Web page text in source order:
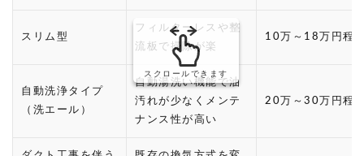
スリム型
フィルターレスや整
流板で掃除が楽
10万～18万円程
自動洗浄タイプ
（洗エール）
自動湯洗い機能で油
汚れが少なくメンテ
ナンス性が高い
20万～30万円程
スクロールできます